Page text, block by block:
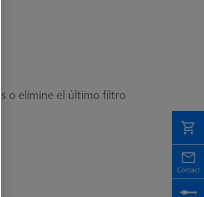
o elimine el último filtro